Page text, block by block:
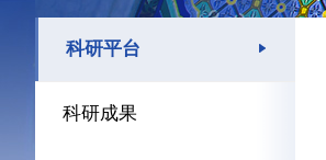
科研平台
科研成果